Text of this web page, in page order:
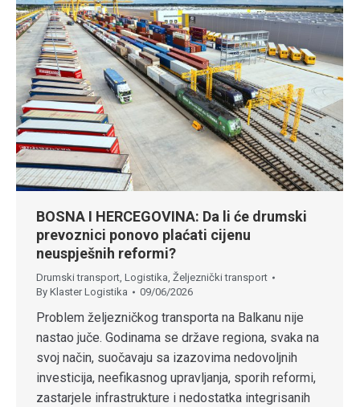
BOSNA I HERCEGOVINA: Da li će drumski
prevoznici ponovo plaćati cijenu
neuspješnih reformi?
Drumski transport, Logistika, Željeznički transport
By Klaster Logistika 09/06/2026
Problem željezničkog transporta na Balkanu nije
nastao juče. Godinama se države regiona, svaka na
svoj način, suočavaju sa izazovima nedovoljnih
investicija, neefikasnog upravljanja, sporih reformi,
zastarjele infrastrukture i nedostatka integrisanih